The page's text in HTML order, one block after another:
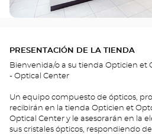
PRESENTACIÓN DE LA TIENDA
Bienvenida/o a su tienda Opticien et
- Optical Center
Un equipo compuesto de ópticos,
recibirán en la tienda Opticien et
Optical Center y le asesorarán en la
sus cristales ópticos, respondiendo